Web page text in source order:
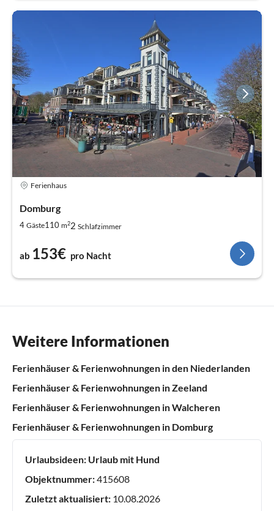
Ferienhaus
Domburg
4 Gäste110 m22 Schlafzimmer
ab 153€ pro Nacht
Weitere Informationen
Ferienhäuser & Ferienwohnungen in den Niederlanden
Ferienhäuser & Ferienwohnungen in Zeeland
Ferienhäuser & Ferienwohnungen in Walcheren
Ferienhäuser & Ferienwohnungen in Domburg
Urlaubsideen: Urlaub mit Hund
Objektnummer:415608
Zuletzt aktualisiert: 10.08.2026